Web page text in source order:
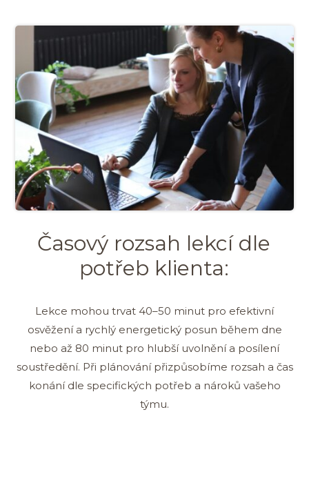
Časový rozsah lekcí dle
potřeb klienta:
Lekce mohou trvat 40–50 minut pro efektivní
osvěžení a rychlý energetický posun během dne
nebo až 80 minut pro hlubší uvolnění a posílení
soustředění. Při plánování přizpůsobíme rozsah a čas
konání dle specifických potřeb a nároků vašeho
týmu.